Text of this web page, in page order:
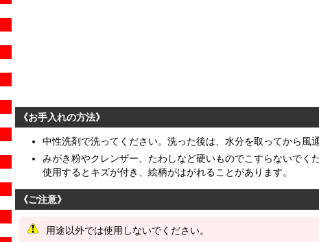
《お手入れの方法》
中性洗剤で洗ってください。洗った後は、水分を取ってから風
みがき粉やクレンザー、たわしなど硬いものでこすらないでくだ
使用するとキズが付き、絵柄がはがれることがあります。
《ご注意》
用途以外では使用しないでください。